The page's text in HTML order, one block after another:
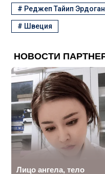
# Реджеп Тайип Эрдоган
# Швеция